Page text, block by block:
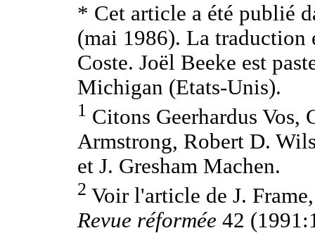
* Cet article a été publié
(mai 1986). La traduction
Coste. Joël Beeke est
Michigan (Etats-Unis).
1 Citons Geerhardus Vos,
Armstrong, Robert D.
et J. Gresham Machen.
2 Voir l'article de J.
Revue réformée 42